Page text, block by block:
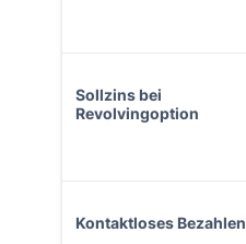
Sollzins bei
Revolvingoption
Kontaktloses Bezahlen